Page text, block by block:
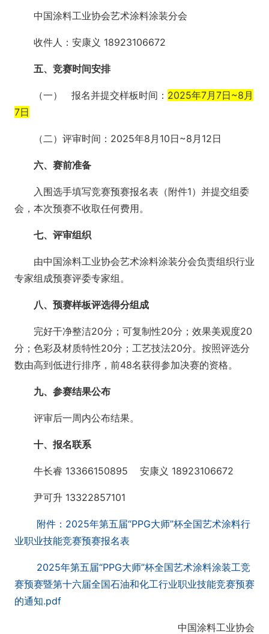
中国涂料工业协会艺术涂料涂装分会
收件人：安康义 18923106672
五、竞赛时间安排
（一） 报名并提交样板时间： 2025年7月7日~8月
7日
（二）评审时间：2025年8月10日~8月12日
六、赛前准备
入围选手填写竞赛预赛报名表（附件1）并提交组委
会，本次预赛不收取任何费用。
七、评审组织
由中国涂料工业协会艺术涂料涂装分会负责组织行业
专家组成预赛评委专家组。
八、预赛样板评选得分组成
完好干净整洁20分；可复制性20分；效果美观度20
分；色彩及材质特性20分；工艺技法20分。按照评选分
数由高到低进行排序，前48名获得参加决赛的资格。
九、参赛结果公布
评审后一周内公布结果。
十、报名联系
牛长睿 13366150895 安康义 18923106672
尹可升 13322857101
附件：2025年第五届“PPG大师”杯全国艺术涂料行
业职业技能竞赛预赛报名表
2025年第五届“PPG大师”杯全国艺术涂料涂装工竞
赛预赛暨第十六届全国石油和化工行业职业技能竞赛预赛
的通知.pdf
中国涂料工业协会